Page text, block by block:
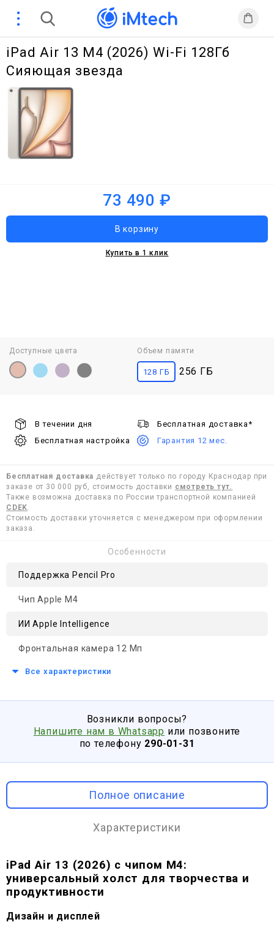
iPad Air 13 M4 (2026) Wi-Fi 128Гб
Сияющая звезда
73 490 ₽
Купить в 1 клик
Доступные цвета Объем памяти
128 ГБ 256 ГБ
В течении дня
Бесплатная доставка*
Бесплатная настройка
Гарантия 12 мес.
Бесплатная доставка действует только по городу Краснодар при
заказе от 30 000 руб, стоимость доставки смотреть тут.
Также возможна доставка по России транспортной компанией
CDEK.
Стоимость доставки уточняется с менеджером при оформлении
заказа.
Особенности
Поддержка Pencil Pro
Чип Apple M4
ИИ Apple Intelligence
Фронтальная камера 12 Мп
Все характеристики
Возникли вопросы?
Напишите нам в Whatsapp или позвоните
по телефону 290-01-31
Полное описание
Характеристики
iPad Air 13 (2026) с чипом M4:
универсальный холст для творчества и
продуктивности
Дизайн и дисплей